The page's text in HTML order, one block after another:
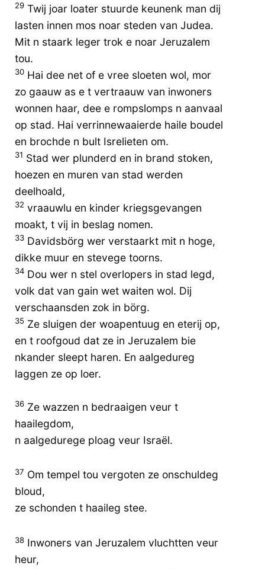
29 Twij joar loater stuurde keunenk man dij
lasten innen mos noar steden van Judea.
Mit n staark leger trok e noar Jeruzalem
tou.
30 Hai dee net of e vree sloeten wol, mor
zo gaauw as e t vertraauw van inwoners
wonnen haar, dee e rompslomps n aanvaal
op stad. Hai verrinnewaaierde haile boudel
en brochde n bult Isrelieten om.
31 Stad wer plunderd en in brand stoken,
hoezen en muren van stad werden
deelhoald,
32 vraauwlu en kinder kriegsgevangen
moakt, t vij in beslag nomen.
33 Davidsbörg wer verstaarkt mit n hoge,
dikke muur en stevege toorns.
34 Dou wer n stel overlopers in stad legd,
volk dat van gain wet waiten wol. Dij
verschaansden zok in börg.
35 Ze sluigen der woapentuug en eterij op,
en t roofgoud dat ze in Jeruzalem bie
nkander sleept haren. En aalgedureg
laggen ze op loer.
36 Ze wazzen n bedraaigen veur t
haailegdom,
n aalgedurege ploag veur Israël.
37 Om tempel tou vergoten ze onschuldeg
bloud,
ze schonden t haaileg stee.
38 Inwoners van Jeruzalem vluchtten veur
heur,